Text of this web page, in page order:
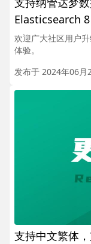
Elasticsearch 8
版本发布
欢迎广大社区用户
体验。
发布于 2024年06月
支持中文繁体